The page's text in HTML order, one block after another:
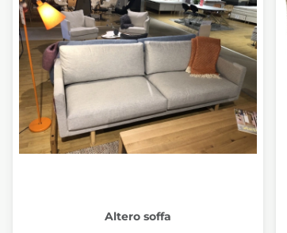
Altero soffa